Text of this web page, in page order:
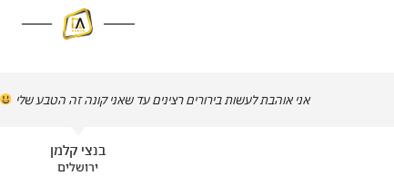
אני אוהבת לעשות בירורים רצינים עד שאני קונה זה הטבע שלי
בנצי קלמן
ירושלים